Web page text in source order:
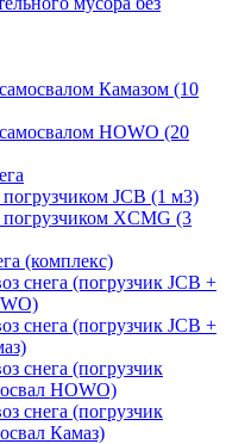
Камазом (10
HOWO (20
погрузчиком JCB (1 м3)
погрузчиком XCMG (3
(комплекс)
снега (погрузчик JCB +
снега (погрузчик JCB +
снега (погрузчик
HOWO)
снега (погрузчик
Камаз)